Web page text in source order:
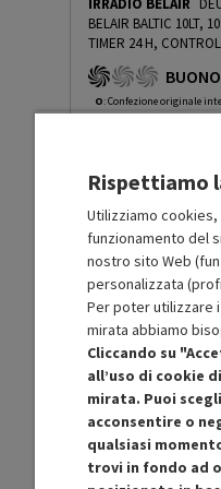
Indicatore tanica
Blocco tanica piena
automatico
Altre funzioni
Display
Maniglia
Ruote per lo
Altre descrizioni
IRRADIO BELAIR
BELAIR BALTIC 10LT,
TIMER 24 H,
PRMG GRADING OOCN
OOCN - 15% BUONO
O: Confezione originale
O: Accessori principali
Prodotto Nuovo
Ricondizionato
In Promozione
SCONTO
Approfitta dello
Rispettiamo
Utilizziamo
funzionamento del
nostro sito Web
personalizzata
Per poter utilizzare
mirata abbiamo
Cliccando su
all’uso di cookie
mirata. Puoi
acconsentire o
qualsiasi
trovi in fondo ad